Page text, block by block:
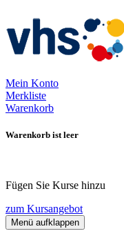
Mein Konto
Merkliste
Warenkorb
Warenkorb ist leer
Fügen Sie Kurse hinzu
zum Kursangebot
Menü aufklappen